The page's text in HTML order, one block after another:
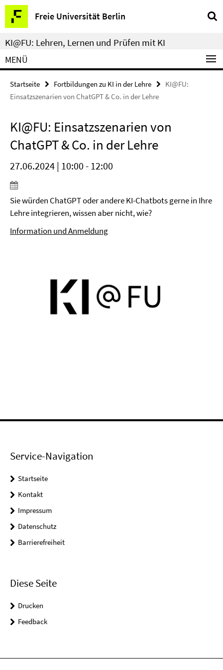
Springe
direkt
zu
Inhalt
Freie Universität Berlin
Service-
Navigation
KI@FU: Lehren, Lernen und Prüfen mit KI
MENÜ
Startseite Fortbildungen zu KI in der Lehre
KI@FU:
Einsatzszenarien von ChatGPT & Co. in der Lehre
KI@FU: Einsatzszenarien von
ChatGPT & Co. in der Lehre
27.06.2024 | 10:00 - 12:00
Sie würden ChatGPT oder andere KI-Chatbots gerne in Ihre
Lehre integrieren, wissen aber nicht, wie?
Information und Anmeldung
Service-Navigation
Startseite
Kontakt
Impressum
Datenschutz
Barrierefreiheit
Diese Seite
Drucken
Feedback